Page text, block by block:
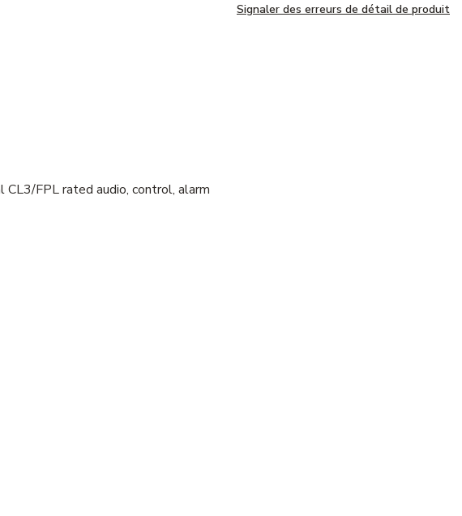
Signaler des erreurs de détail de produit
FPL rated audio, control, alarm